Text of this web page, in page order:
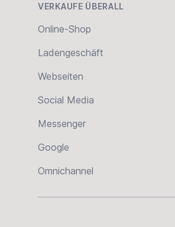
VERKAUFE ÜBERALL
Online-Shop
Ladengeschäft
Webseiten
Social Media
Messenger
Google
Omnichannel